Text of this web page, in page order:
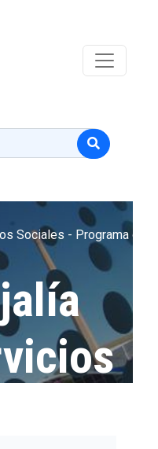
Sociales - Programa de